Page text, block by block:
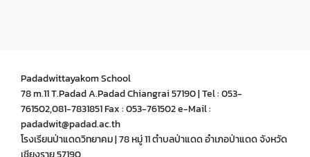
Padadwittayakom School
78 m.11 T.Padad A.Padad Chiangrai 57190 | Tel : 053-
761502,081-7831851 Fax : 053-761502 e-Mail :
padadwit@padad.ac.th
โรงเรียนป่าแดดวิทยาคม | 78 หมู่ 11 ตำบลป่าแดด อำเภอป่าแดด จังหวัด